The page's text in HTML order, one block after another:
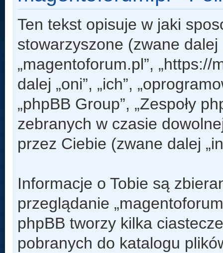
Ten tekst opisuje w jaki
stowarzyszone (zwane dalej
„magentoforum.pl”,
dalej „oni”, „ich”,
„phpBB Group”, „Zespoły
zebranych w czasie
przez Ciebie (zwane dalej
Informacje o Tobie są
przeglądanie
phpBB tworzy kilka
pobranych do katalogu